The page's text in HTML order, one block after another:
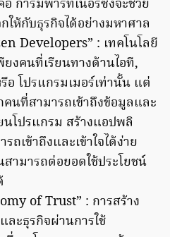
การมีพาร์ทเนอร์ซึ่งจะช่วย
ให้กับธุรกิจได้อย่างมหาศาล
Developers” : เทคโนโลยี
งคนที่เรียนทางด้านไอที,
อ โปรแกรมเมอร์เท่านั้น แต่
นที่สามารถเข้าถึงข้อมูลและ
นโปรแกรม สร้างแอปพลิ
ถเข้าถึงและเข้าใจได้ง่าย
ามารถต่อยอดใช้ประโยชน์
of Trust” : การสร้าง
ละธุรกิจผ่านการใช้